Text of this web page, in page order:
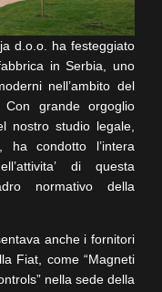
d.o.o. ha festeggiato
in Serbia, uno
nell’ambito del
Con grande orgoglio
nostro studio legale,
condotto l’intera
di questa
normativo della
anche i fornitori
Fiat, come “Magneti
nella sede della